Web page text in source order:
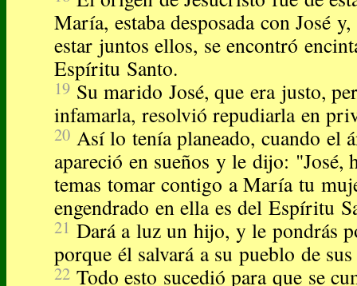
María, estaba desposada con José
estar juntos ellos, se encontró
Espíritu Santo.
19 Su marido José, que era justo,
infamarla, resolvió repudiarla en
20 Así lo tenía planeado, cuando el
apareció en sueños y le dijo: "José,
temas tomar contigo a María tu
engendrado en ella es del Espíritu
21 Dará a luz un hijo, y le pondrás
porque él salvará a su pueblo de
22 Todo esto sucedió para que se